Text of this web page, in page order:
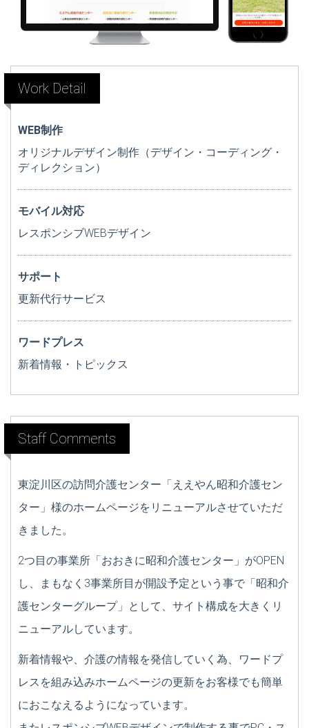
Work Detail
WEB制作
オリジナルデザイン制作（デザイン・コーディング・
ディレクション）
モバイル対応
レスポンシブWEBデザイン
サポート
更新代行サービス
ワードプレス
新着情報・トピックス
Staff Comments
東淀川区の訪問介護センター「ええやん昭和介護セン
ター」様のホームページをリニューアルさせていただ
きました。
2つ目の事業所「おおきに昭和介護センター」がOPEN
し、まもなく3事業所目が開設予定という事で「昭和介
護センターグループ」として、サイト構成を大きくリ
ニューアルしています。
新着情報や、介護の情報を発信していく為、ワードプ
レスを組み込みホームページの更新をお客様でも簡単
におこなえるようになっています。